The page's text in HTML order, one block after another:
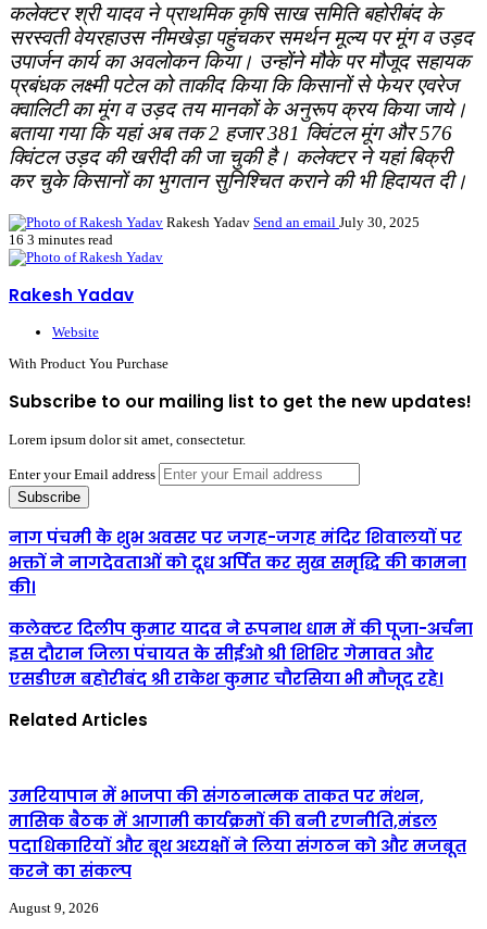
कलेक्‍टर श्री यादव ने प्राथमिक कृषि साख समिति बहोरीबंद के
सरस्‍वती वेयरहाउस नीमखेड़ा पहुंचकर समर्थन मूल्‍य पर मूंग व उड़द
उपार्जन कार्य का अवलोकन किया। उन्होंने मौके पर मौजूद सहायक
प्रबंधक लक्ष्‍मी पटेल को ताकीद किया कि किसानों से फेयर एवरेज
क्वालिटी का मूंग व उड़द तय मानकों के अनुरूप क्रय किया जाये।
बताया गया कि यहां अब तक 2 हजार 381 क्विंटल मूंग और 576
क्विंटल उड़द की खरीदी की जा चुकी है। कलेक्‍टर ने यहां बिक्री
कर चुके किसानों का भुगतान सुनिश्चित कराने की भी हिदायत दी।
Rakesh Yadav Send an email July 30, 2025
16 3 minutes read
Rakesh Yadav
Website
With Product You Purchase
Subscribe to our mailing list to get the new updates!
Lorem ipsum dolor sit amet, consectetur.
Enter your Email address
नाग पंचमी के शुभ अवसर पर जगह-जगह मंदिर शिवालयों पर
भक्तों ने नागदेवताओं को दूध अर्पित कर सुख समृद्धि की कामना
की।
कलेक्टर दिलीप कुमार यादव ने रूपनाथ धाम में की पूजा-अर्चना
इस दौरान जिला पंचायत के सीईओ श्री शिशिर गेमावत और
एसडीएम बहोरीबंद श्री राकेश कुमार चौरसिया भी मौजूद रहे।
Related Articles
उमरियापान में भाजपा की संगठनात्मक ताकत पर मंथन,
मासिक बैठक में आगामी कार्यक्रमों की बनी रणनीति,मंडल
पदाधिकारियों और बूथ अध्यक्षों ने लिया संगठन को और मजबूत
करने का संकल्प
August 9, 2026